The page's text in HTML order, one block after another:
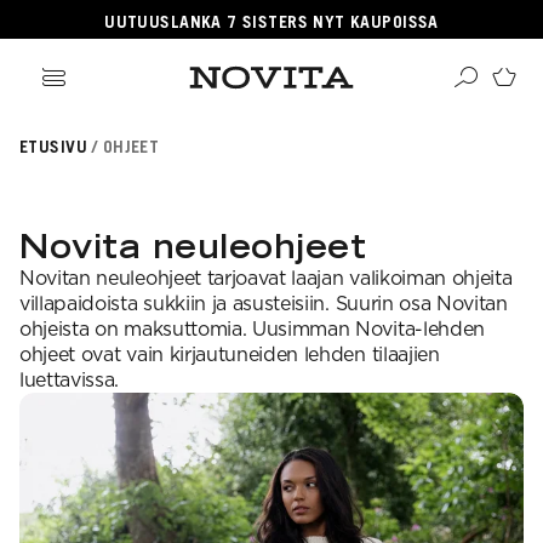
UUTUUSLANKA 7 SISTERS NYT KAUPOISSA
tuotteet
langat
vastaavuudet
langat
SUOSITUIMMAT LANGAT
OHJEKATEGORIAT
mallistot
villasukkia
virkkauksesta
Novitasta
lehti
ja hoito-ohjeet
neulekoulut
ETUSIVU OHJEET
Novita neuleohjeet
Novitan neuleohjeet tarjoavat laajan valikoiman ohjeita
villapaidoista sukkiin ja asusteisiin. Suurin osa Novitan
ohjeista on maksuttomia. Uusimman Novita-lehden
ohjeet ovat vain kirjautuneiden lehden tilaajien
luettavissa.